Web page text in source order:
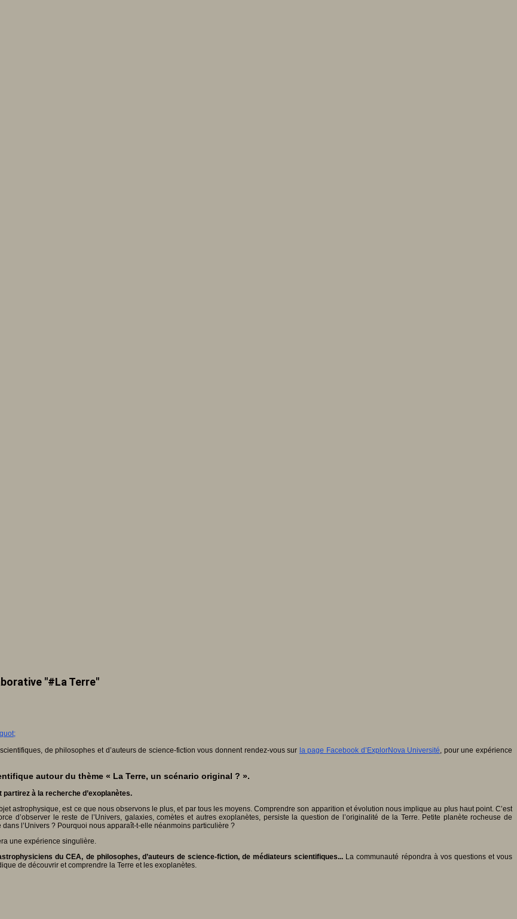
"#La Terre"
de philosophes et d’auteurs de science-fiction vous donnent rendez-vous sur la page Facebook d’ExplorNova Université, pour une expérience
autour du thème « La Terre, un scénario original ? ».
à la recherche d’exoplanètes.
astrophysique, est ce que nous observons le plus, et par tous les moyens. Comprendre son apparition et évolution nous implique au plus haut point. C’est
d’observer le reste de l’Univers, galaxies, comètes et autres exoplanètes, persiste la question de l’originalité de la Terre. Petite planète rocheuse de
l’Univers ? Pourquoi nous apparaît-t-elle néanmoins particulière ?
une expérience singulière.
du CEA, de philosophes, d’auteurs de science-fiction, de médiateurs scientifiques... La communauté répondra à vos questions et vous
de découvrir et comprendre la Terre et les exoplanètes.